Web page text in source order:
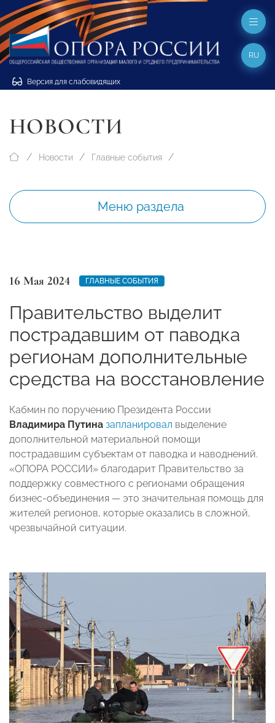
Версия для слабовидящих
RU
НОВОСТИ
Новости Главные события
Меню раздела
16 Мая 2024 ГЛАВНЫЕ СОБЫТИЯ
Правительство выделит
пострадавшим от паводка
регионам дополнительные
средства на восстановление
Кабмин по поручению Президента России
Владимира Путина запланировал выделение
дополнительной материальной помощи
пострадавшим субъектам от паводка и наводнений.
«ОПОРА РОССИИ» благодарит Правительство за
поддержку совместного с регионами обращения
бизнес-объединения — это значительная помощь для
жителей регионов, которые оказались в сложной,
чрезвычайной ситуации.